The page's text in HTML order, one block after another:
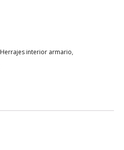
Herrajes interior armario,